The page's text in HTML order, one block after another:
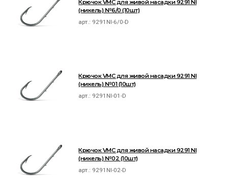
Крючок VMC для живой насадки 9291 NI
(никель) №6/0 (10шт)
арт.: 9291NI-6/0-D
Крючок VMC для живой насадки 9291 NI
(никель) №01 (10шт)
арт.: 9291NI-01-D
Крючок VMC для живой насадки 9291 NI
(никель) №02 (10шт)
арт.: 9291NI-02-D